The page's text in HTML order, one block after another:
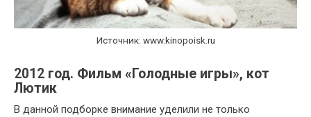
Источник: www.kinopoisk.ru
2012 год. Фильм «Голодные игры», кот
Лютик
В данной подборке внимание уделили не только